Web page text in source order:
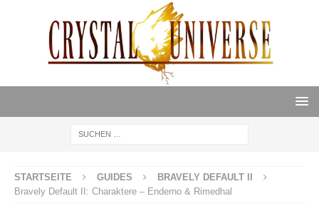
STARTSEITE GUIDES
BRAVELY DEFAULT II
Bravely Default II: Charaktere – Enderno & Rimedhal